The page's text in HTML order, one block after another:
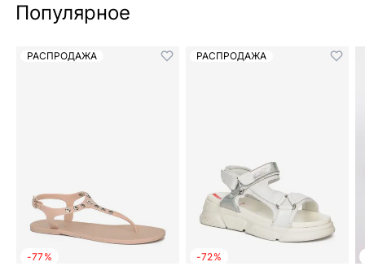
Популярное
РАСПРОДАЖА
-77%
РАСПРОДАЖА
-72%